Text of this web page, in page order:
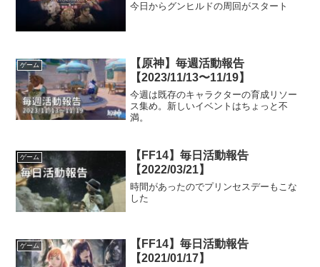
今日からグンヒルドの周回がスタート
ゲーム
【原神】毎週活動報告
【2023/11/13〜11/19】
今週は既存のキャラクターの育成リソー
ス集め。新しいイベントはちょっと不
満。
ゲーム
【FF14】毎日活動報告
【2022/03/21】
時間があったのでプリンセスデーもこな
した
ゲーム
【FF14】毎日活動報告
【2021/01/17】